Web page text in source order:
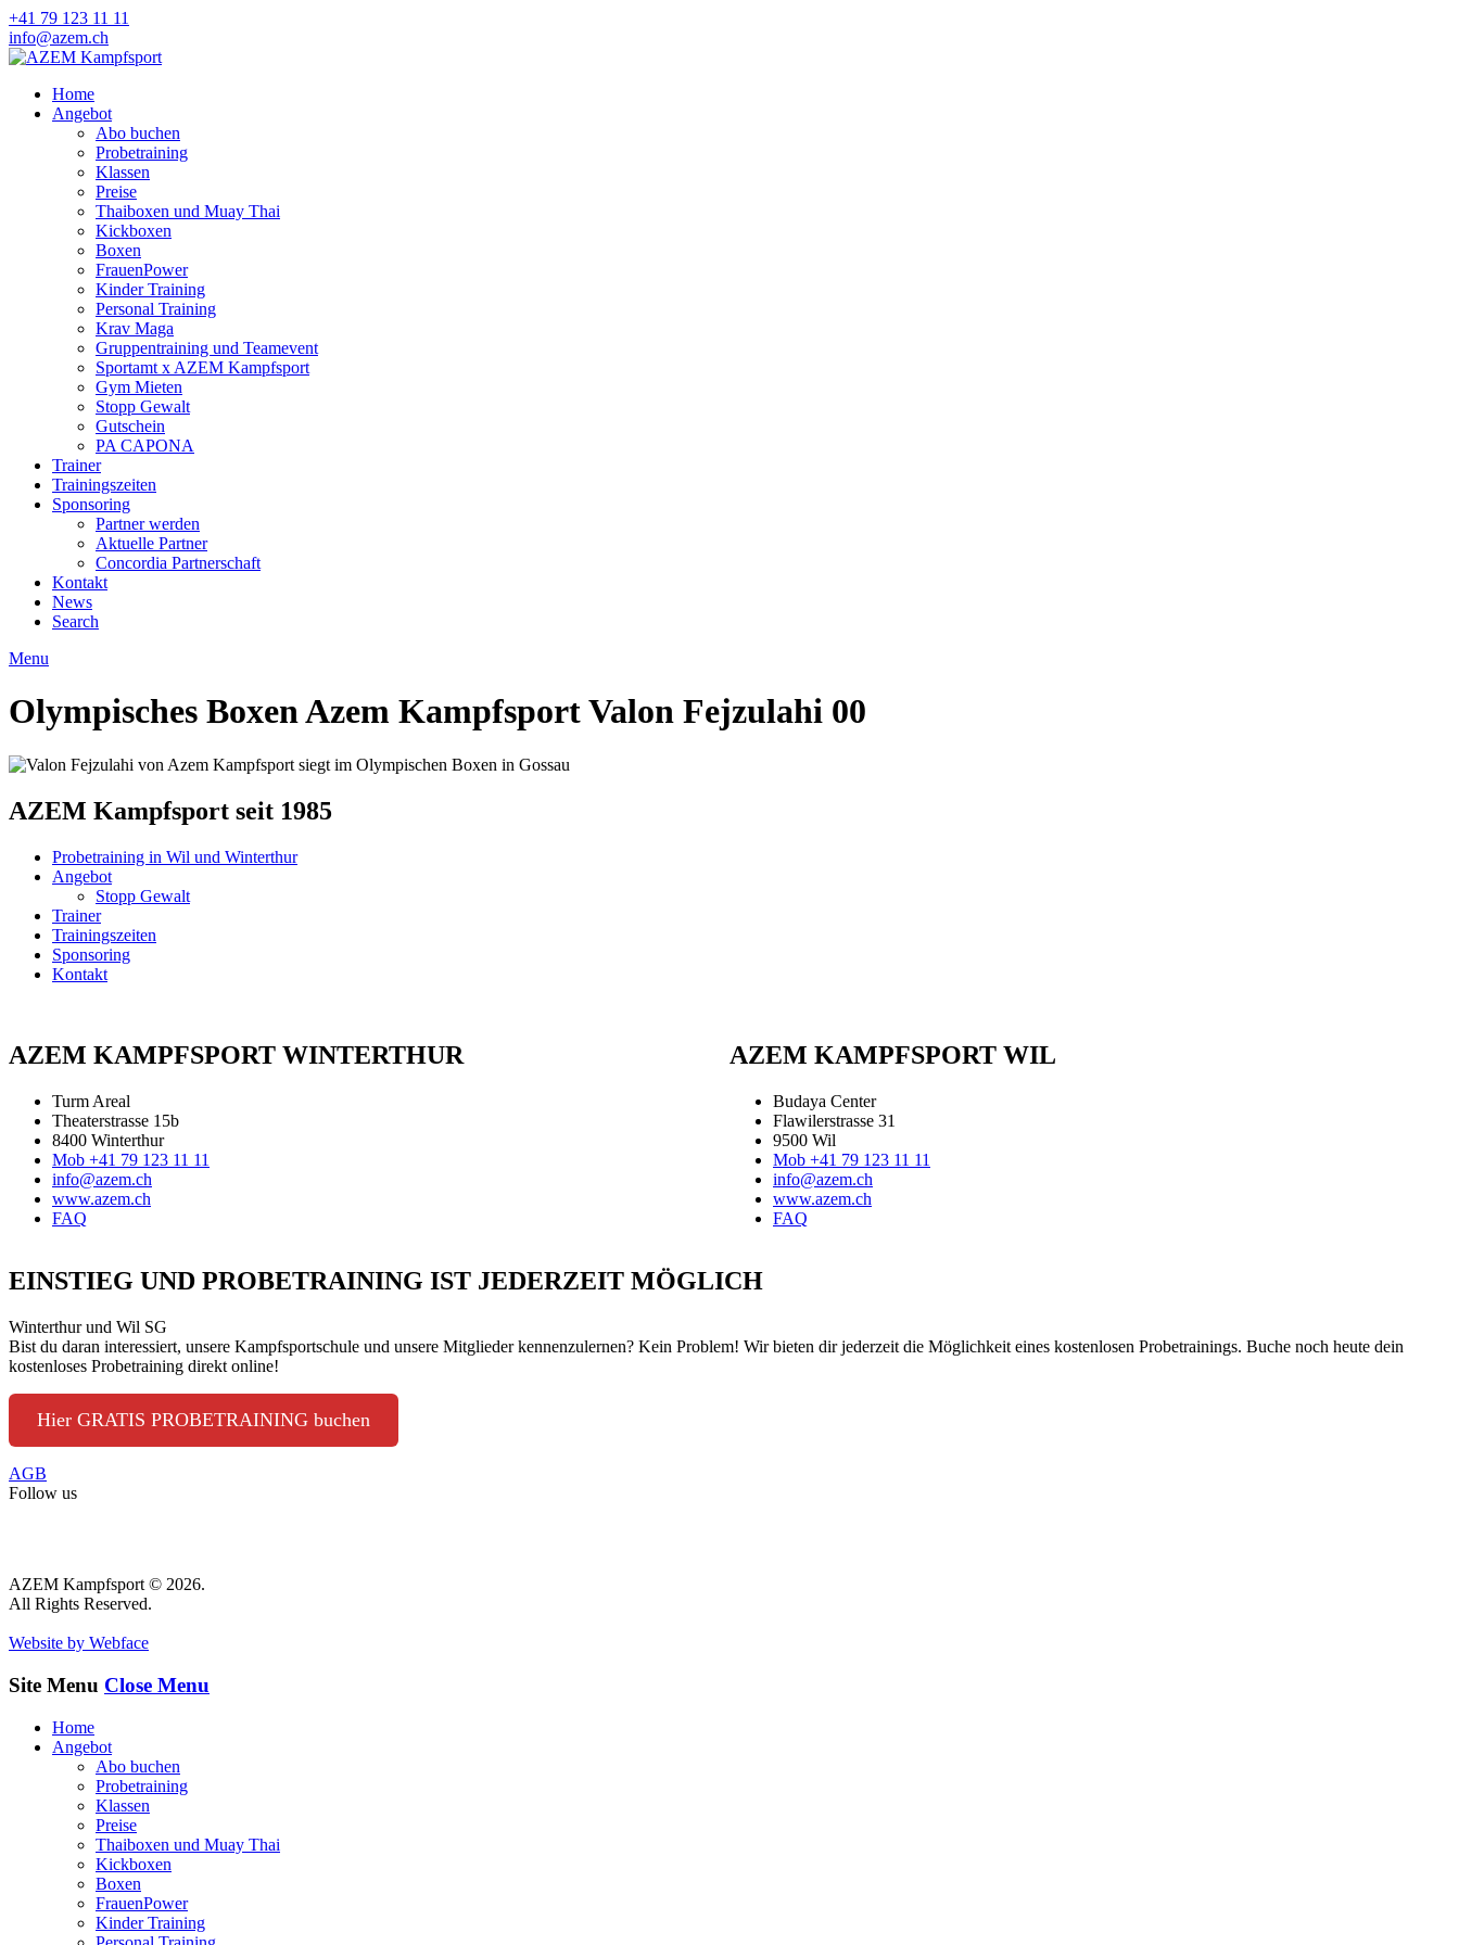
+41 79 123 11 11
info@azem.ch
Home
Angebot
Abo buchen
Probetraining
Klassen
Preise
Thaiboxen und Muay Thai
Kickboxen
Boxen
FrauenPower
Kinder Training
Personal Training
Krav Maga
Gruppentraining und Teamevent
Sportamt x AZEM Kampfsport
Gym Mieten
Stopp Gewalt
Gutschein
PA CAPONA
Trainer
Trainingszeiten
Sponsoring
Partner werden
Aktuelle Partner
Concordia Partnerschaft
Kontakt
News
Search
Menu
Olympisches Boxen Azem Kampfsport Valon Fejzulahi 00
AZEM Kampfsport seit 1985
Probetraining in Wil und Winterthur
Angebot
Stopp Gewalt
Trainer
Trainingszeiten
Sponsoring
Kontakt
AZEM KAMPFSPORT WINTERTHUR
Turm Areal
Theaterstrasse 15b
8400 Winterthur
Mob +41 79 123 11 11
info@azem.ch
www.azem.ch
FAQ
AZEM KAMPFSPORT WIL
Budaya Center
Flawilerstrasse 31
9500 Wil
Mob +41 79 123 11 11
info@azem.ch
www.azem.ch
FAQ
EINSTIEG UND PROBETRAINING IST JEDERZEIT MÖGLICH
Winterthur und Wil SG
Bist du daran interessiert, unsere Kampfsportschule und unsere Mitglieder kennenzulernen? Kein Problem! Wir bieten dir jederzeit die Möglichkeit eines kostenlosen Probetrainings. Buche noch heute dein
kostenloses Probetraining direkt online!
Hier GRATIS PROBETRAINING buchen
AGB
Follow us
AZEM Kampfsport © 2026.
All Rights Reserved.
Website by Webface
Site Menu Close Menu
Home
Angebot
Abo buchen
Probetraining
Klassen
Preise
Thaiboxen und Muay Thai
Kickboxen
Boxen
FrauenPower
Kinder Training